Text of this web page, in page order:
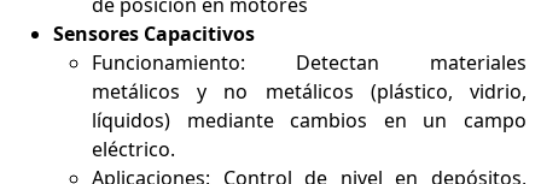
Sensores Capacitivos
Funcionamiento: Detectan materiales
metálicos y no metálicos (plástico, vidrio,
líquidos) mediante cambios en un campo
eléctrico.
Aplicaciones: Control de nivel en depósitos,